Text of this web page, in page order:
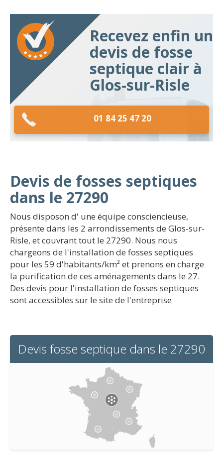
Recevez enfin un
devis de fosse
septique clair à
Glos-sur-Risle
01 84 25 47 20
Devis de fosses septiques
dans le 27290
Nous disposon d' une équipe consciencieuse,
présente dans les 2 arrondissements de Glos-sur-
Risle, et couvrant tout le 27290. Nous nous
chargeons de l'installation de fosses septiques
pour les 59 d'habitants/km² et prenons en charge
la purification de ces aménagements dans le 27.
Des devis pour l'installation de fosses septiques
sont accessibles sur le site de l'entreprise
Devis fosse septique dans le 27290